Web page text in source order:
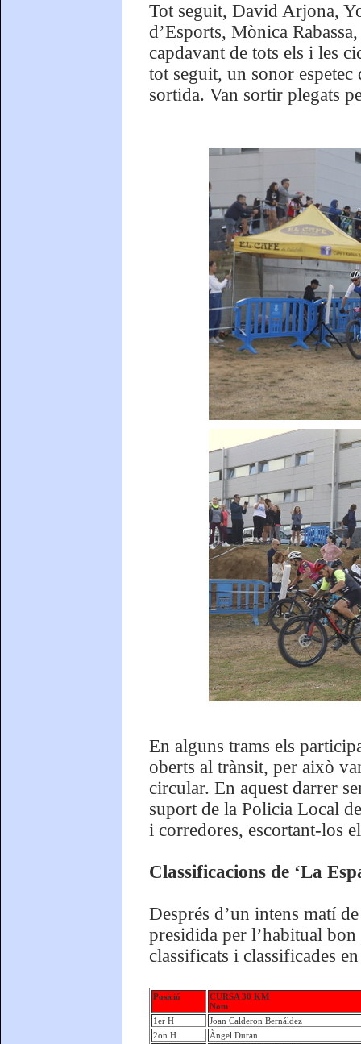
Tot seguit, David Arjona,
d’Esports, Mònica
capdavant de tots els i les
tot seguit, un sonor espetec
sortida. Van sortir plegats
En alguns trams els
oberts al trànsit, per això
circular. En aquest darrer
suport de la Policia Local
i corredores, escortant-los
Classificacions de ‘La
Després d’un intens matí
presidida per l’habitual
classificats i classificades
Posició
CURSA 30 KM
Nom
1er H
Joan Calderon Bernáldez
2on H
Àngel Duran